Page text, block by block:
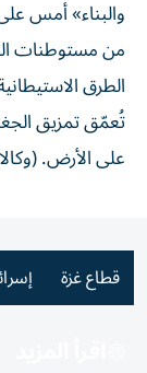
من مستوطنات
الطرق
تُعمّق تمزيق
على الأرض.
قطاع غزة